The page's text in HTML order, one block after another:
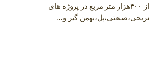
سابقه نصب بیش از ۴۰۰هزار متر مربع در پروژه های
گیر و…